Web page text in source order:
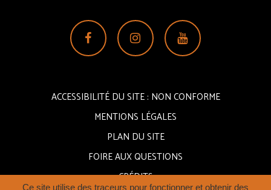
Ce site utilise des traceurs pour fonctionner et obtenir des
Lien
vers
compte
Facebook
Lien
vers
compte
Instagram
Lien
vers
chaîne
ACCESSIBILITÉ DU SITE : NON CONFORME
MENTIONS LÉGALES
PLAN DU SITE
FOIRE AUX QUESTIONS
CRÉDITS